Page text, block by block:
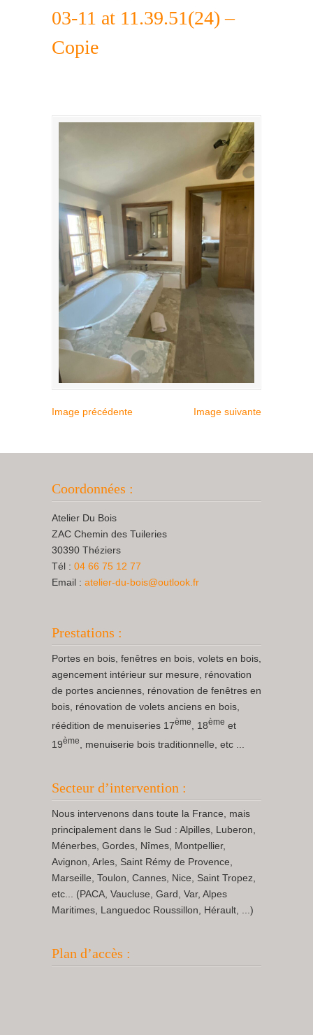
03-11 at 11.39.51(24) –
Copie
Image précédente Image suivante
Coordonnées :
Atelier Du Bois
ZAC Chemin des Tuileries
30390 Théziers
Tél : 04 66 75 12 77
Email : atelier-du-bois@outlook.fr
Prestations :
Portes en bois, fenêtres en bois, volets en bois,
agencement intérieur sur mesure, rénovation
de portes anciennes, rénovation de fenêtres en
bois, rénovation de volets anciens en bois,
réédition de menuiseries 17ème , 18ème et
19ème , menuiserie bois traditionnelle, etc ...
Secteur d’intervention :
Nous intervenons dans toute la France, mais
principalement dans le Sud : Alpilles, Luberon,
Ménerbes, Gordes, Nîmes, Montpellier,
Avignon, Arles, Saint Rémy de Provence,
Marseille, Toulon, Cannes, Nice, Saint Tropez,
etc... (PACA, Vaucluse, Gard, Var, Alpes
Maritimes, Languedoc Roussillon, Hérault, ...)
Plan d’accès :